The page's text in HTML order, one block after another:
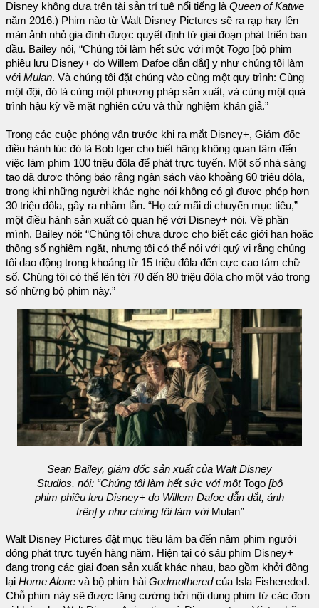
Disney không dựa trên tài sản trí tuệ nổi tiếng làQueen of Katwe
năm 2016.) Phim nào từ Walt Disney Pictures sẽ ra rạp hay lên
màn ảnh nhỏ gia đình được quyết định từ giai đoạn phát triển ban
đầu. Bailey nói, “Chúng tôi làm hết sức với một Togo [bộ phim
phiêu lưu Disney+ do Willem Dafoe dẫn dắt] y như chúng tôi làm
với Mulan. Và chúng tôi đặt chúng vào cùng một quy trình: Cùng
một đội, đó là cùng một phương pháp sản xuất, và cùng một quá
trình hậu kỳ về mặt nghiên cứu và thử nghiệm khán giả.”
Trong các cuộc phỏng vấn trước khi ra mắt Disney+, Giám đốc
điều hành lúc đó là Bob Iger cho biết hãng không quan tâm đến
việc làm phim 100 triệu đôla để phát trực tuyến. Một số nhà sáng
tạo đã được thông báo rằng ngân sách vào khoảng 60 triệu đôla,
trong khi những người khác nghe nói không có gì được phép hơn
30 triệu đôla, gây ra nhầm lẫn. “Họ cứ mãi di chuyển mục tiêu,”
một điều hành sản xuất có quan hệ với Disney+ nói. Về phần
mình, Bailey nói: “Chúng tôi chưa được cho biết các giới hạn hoặc
thông số nghiêm ngặt, nhưng tôi có thể nói với quý vị rằng chúng
tôi dao động trong khoảng từ 15 triệu đôla đến cực cao tám chữ
số. Chúng tôi có thể lên tới 70 đến 80 triệu đôla cho một vào trong
số những bộ phim này.”
Sean Bailey, giám đốc sản xuất của Walt Disney
Studios, nói: “Chúng tôi làm hết sức với mộtTogo [bộ
phim phiêu lưu Disney+ do Willem Dafoe dẫn dắt, ảnh
trên] y như chúng tôi làm vớiMulan”
Walt Disney Pictures đặt mục tiêu làm ba đến năm phim người
đóng phát trực tuyến hàng năm. Hiện tại có sáu phim Disney+
đang trong các giai đoạn sản xuất khác nhau, bao gồm khởi động
lại Home Alone và bộ phim hài Godmotheredcủa Isla Fishereded.
Chỗ phim này sẽ được tăng cường bởi nội dung phim từ các đơn